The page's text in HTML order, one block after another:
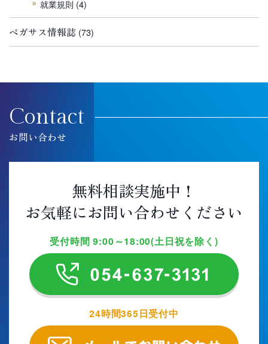
就業規則 (4)
ペガサス情報誌 (73)
Contact
お問い合わせ
無料相談実施中！
お気軽にお問い合わせください
受付時間 9:00～18:00(土日祝を除く)
24時間365日受付中